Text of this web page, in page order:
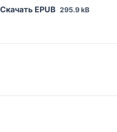
Скачать EPUB 295.9 kB